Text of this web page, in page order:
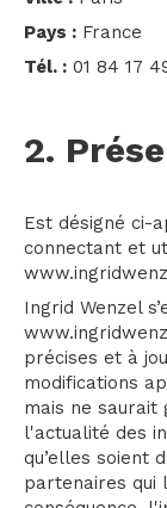
Pays : France
Tél. : 01 84 17
2.
Est désigné ci-
connectant et
Ingrid Wenzel
précises et à
modifications
mais ne
l'actualité des
qu’elles soient
partenaires qui